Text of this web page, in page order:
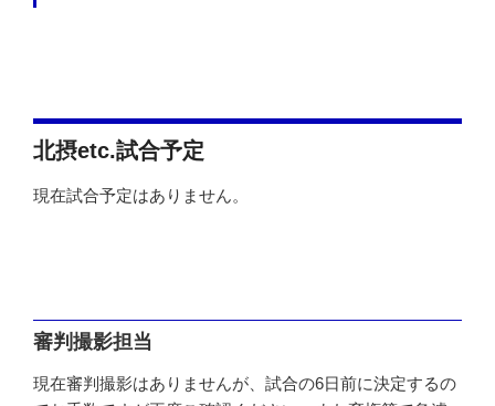
北摂etc.試合予定
現在試合予定はありません。
審判撮影担当
現在審判撮影はありませんが、試合の6日前に決定するの